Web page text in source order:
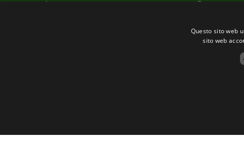
Questo sito web
sito web